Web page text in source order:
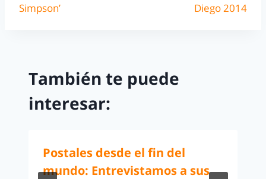
Simpson’
Diego 2014
También te puede
interesar:
Postales desde el fin del
mundo: Entrevistamos a sus